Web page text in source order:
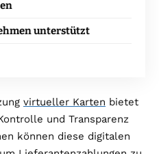
unterstützt
virtueller Karten bietet
und Transparenz
können diese digitalen